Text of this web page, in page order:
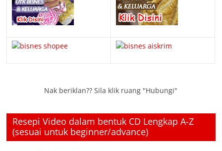
Nak beriklan?? Sila klik ruang "Hubungi"
Resepi Video dalam bentuk CD Lengkap A-Z
(sesuai untuk beginner/advance)